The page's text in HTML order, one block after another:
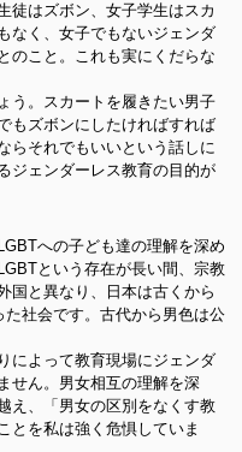
徒はズボン、女子学生はスカ
なく、女子でもないジェンダ
のこと。これも実にくだらな
う。スカートを履きたい男子
もズボンにしたければすれば
らそれでもいいという話しに
ジェンダーレス教育の目的が
への子ども達の理解を深め
という存在が長い間、宗教
国と異なり、日本は古くから
社会です。古代から男色は公
によって教育現場にジェンダ
せん。男女相互の理解を深
え、「男女の区別をなくす教
とを私は強く危惧していま